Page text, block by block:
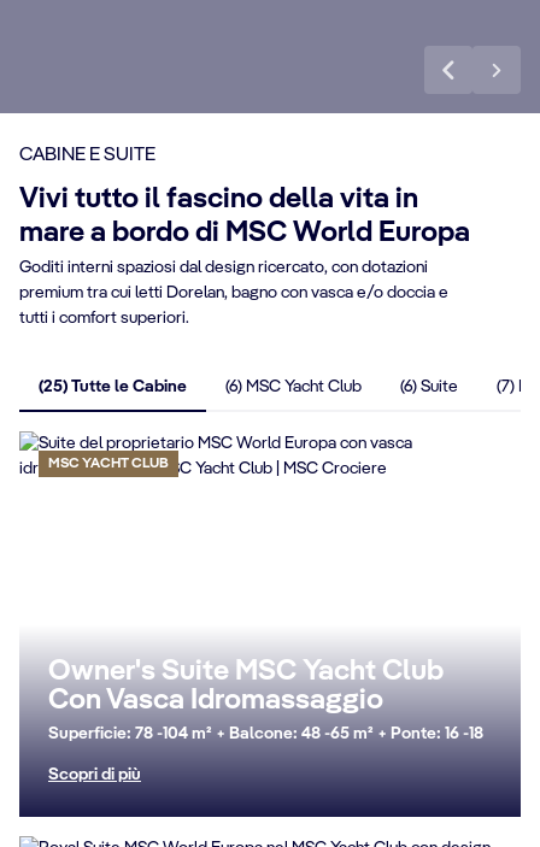
CABINE E SUITE
Vivi tutto il fascino della vita in
mare a bordo di MSC World Europa
Goditi interni spaziosi dal design ricercato, con dotazioni
premium tra cui letti Dorelan, bagno con vasca e/o doccia e
tutti i comfort superiori.
(25) Tutte le Cabine (6) MSC Yacht Club (6) Suite (7)
MSC YACHT CLUB
Owner's Suite MSC Yacht Club
Con Vasca Idromassaggio
Superficie: 78 -104 m² + Balcone: 48 -65 m² + Ponte: 16 -18
Scopri di più